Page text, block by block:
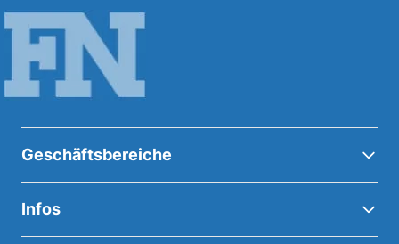
Geschäftsbereiche
Infos